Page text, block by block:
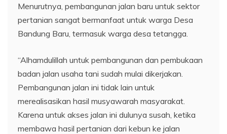
Menurutnya, pembangunan jalan baru untuk sektor
pertanian sangat bermanfaat untuk warga Desa
Bandung Baru, termasuk warga desa tetangga.
“Alhamdulillah untuk pembangunan dan pembukaan
badan jalan usaha tani sudah mulai dikerjakan.
Pembangunan jalan ini tidak lain untuk
merealisasikan hasil musyawarah masyarakat.
Karena untuk akses jalan ini dulunya susah, ketika
membawa hasil pertanian dari kebun ke jalan